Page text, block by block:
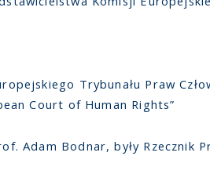
Trybunału Praw
Court of Human Rights”
Adam Bodnar, były Rzecznik